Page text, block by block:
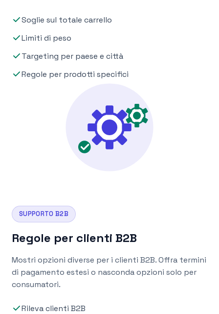
Soglie sul totale carrello
Limiti di peso
Targeting per paese e città
Regole per prodotti specifici
SUPPORTO B2B
Regole per clienti B2B
Mostri opzioni diverse per i clienti B2B. Offra termini
di pagamento estesi o nasconda opzioni solo per
consumatori.
Rileva clienti B2B